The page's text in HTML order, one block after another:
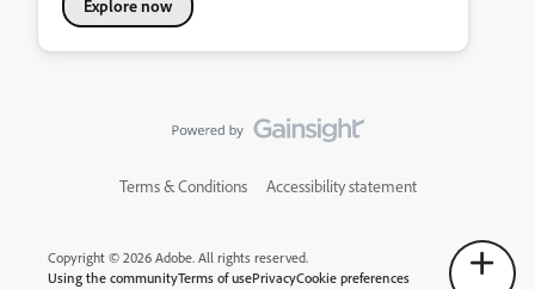
Explore now
Terms & Conditions Accessibility statement
Copyright © 2026 Adobe. All rights reserved.
Using the communityTerms of usePrivacyCookie preferences